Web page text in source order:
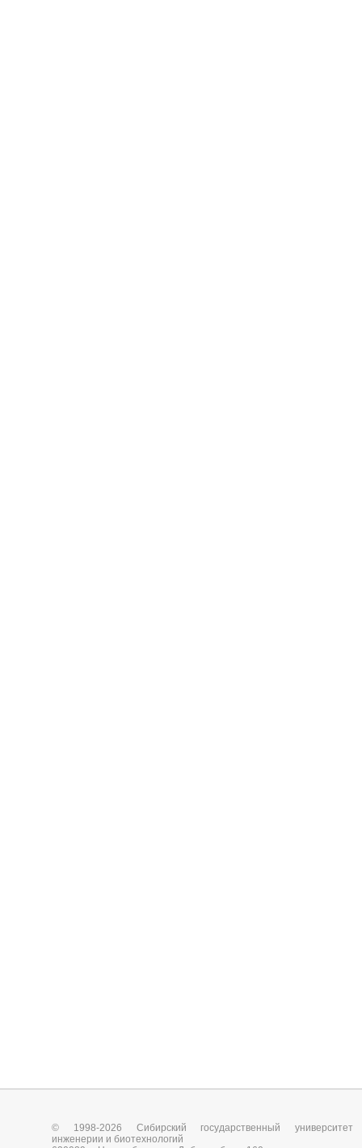
© 1998-2026 Сибирский государственный университет
инженерии и биотехнологий